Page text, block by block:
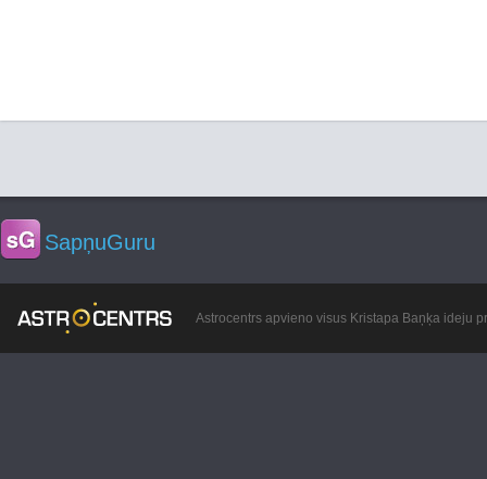
SapņuGuru
Astrocentrs apvieno visus Kristapa Baņķa ideju